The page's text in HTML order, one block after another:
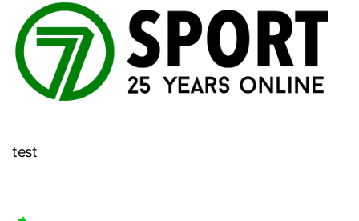
test